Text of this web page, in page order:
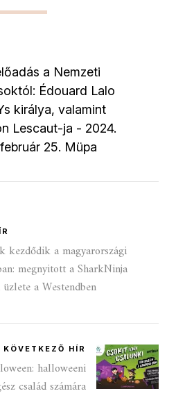
a Nemzeti
Édouard Lalo
királya, valamint
Lescaut-ja - 2024.
február 25. Müpa
kezdődik a magyarországi
megnyitott a SharkNinja
a Westendben
KÖVETKEZŐ HÍR
halloweeni
család számára